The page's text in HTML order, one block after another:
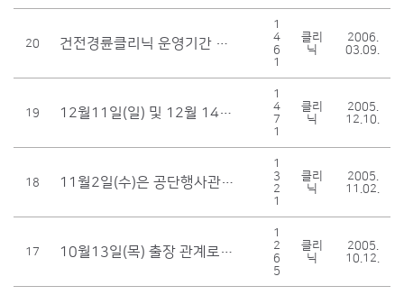
20 건전경륜클리닉 운영기간 변경안내
1
4
6
1
클리
닉
2006.
03.09.
19 12월11일(일) 및 12월 14일(수)은 운영하지 않습니다.
1
4
7
1
클리
닉
2005.
12.10.
18 11월2일(수)은 공단행사관계로 클리닉을 운영하지 않습니다.
1
3
2
1
클리
닉
2005.
11.02.
17 10월13일(목) 출장 관계로 클리닉 운영하지 않습니다.
1
2
6
5
클리
닉
2005.
10.12.